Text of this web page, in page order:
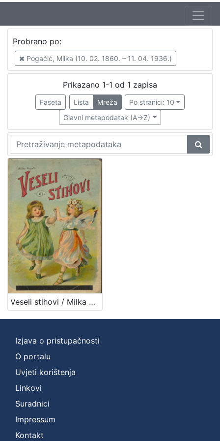
Probrano po:
Pogačić, Milka (10. 02. 1860. – 11. 04. 1936.)
Prikazano 1-1 od 1 zapisa
Faseta Lista Mreža
Po stranici: 10
Glavni metapodatak (A->Z)
Veseli stihovi / Milka Pogačić
Izjava o pristupačnosti
O portalu
Uvjeti korištenja
Linkovi
Suradnici
Impressum
Kontakt